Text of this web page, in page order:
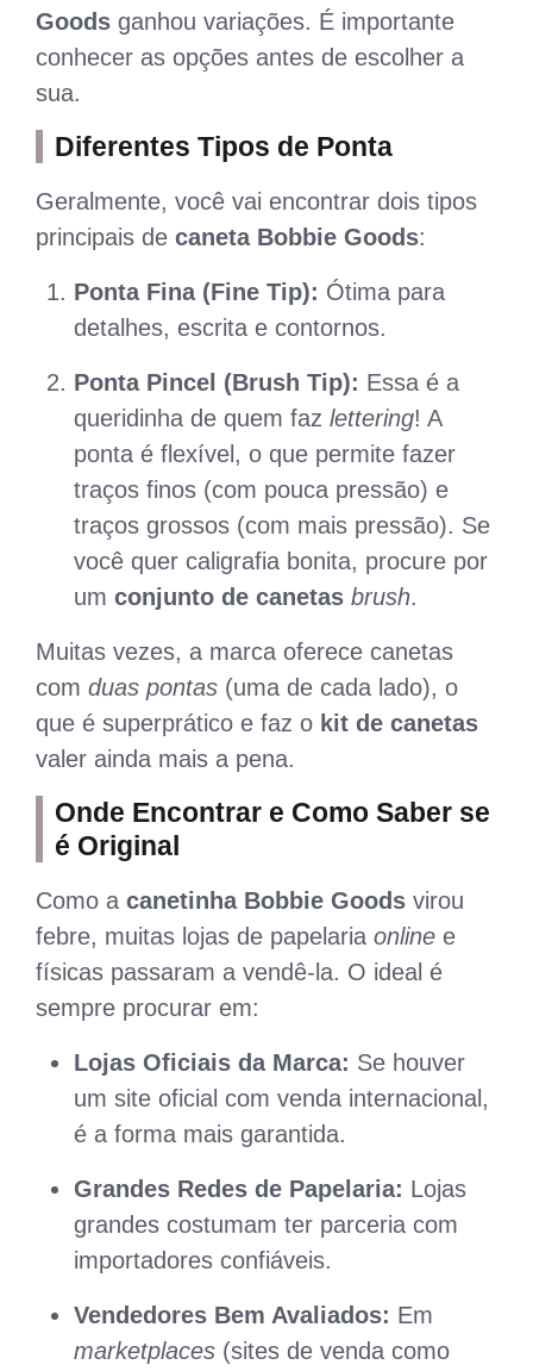
Goods ganhou variações. É importante
conhecer as opções antes de escolher a
sua.
Diferentes Tipos de Ponta
Geralmente, você vai encontrar dois tipos
principais de caneta Bobbie Goods:
Ponta Fina (Fine Tip): Ótima para
detalhes, escrita e contornos.
Ponta Pincel (Brush Tip): Essa é a
queridinha de quem faz lettering! A
ponta é flexível, o que permite fazer
traços finos (com pouca pressão) e
traços grossos (com mais pressão). Se
você quer caligrafia bonita, procure por
um conjunto de canetas brush.
Muitas vezes, a marca oferece canetas
com duas pontas (uma de cada lado), o
que é superprático e faz o kit de canetas
valer ainda mais a pena.
Onde Encontrar e Como Saber se
é Original
Como a canetinha Bobbie Goods virou
febre, muitas lojas de papelaria online e
físicas passaram a vendê-la. O ideal é
sempre procurar em:
Lojas Oficiais da Marca: Se houver
um site oficial com venda internacional,
é a forma mais garantida.
Grandes Redes de Papelaria: Lojas
grandes costumam ter parceria com
importadores confiáveis.
Vendedores Bem Avaliados: Em
marketplaces (sites de venda como